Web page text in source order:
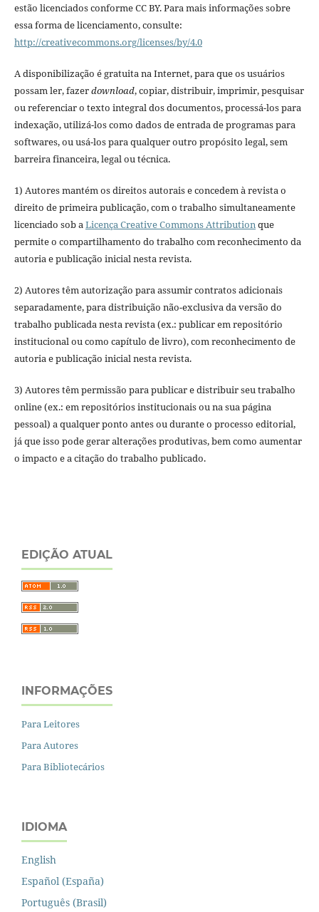
estão licenciados conforme CC BY. Para mais informações sobre
essa forma de licenciamento, consulte:
http://creativecommons.org/licenses/by/4.0
A disponibilização é gratuita na Internet, para que os usuários
possam ler, fazerdownload, copiar, distribuir, imprimir, pesquisar
ou referenciar o texto integral dos documentos, processá-los para
indexação, utilizá-los como dados de entrada de programas para
softwares, ou usá-los para qualquer outro propósito legal, sem
barreira financeira, legal ou técnica.
1) Autores mantém os direitos autorais e concedem à revista o
direito de primeira publicação, com o trabalho simultaneamente
licenciado sob aLicença Creative Commons Attributionque
permite o compartilhamento do trabalho com reconhecimento da
autoria e publicação inicial nesta revista.
2) Autores têm autorização para assumir contratos adicionais
separadamente, para distribuição não-exclusiva da versão do
trabalho publicada nesta revista (ex.: publicar em repositório
institucional ou como capítulo de livro), com reconhecimento de
autoria e publicação inicial nesta revista.
3) Autores têm permissão para publicar e distribuir seu trabalho
online (ex.: em repositórios institucionais ou na sua página
pessoal) a qualquer ponto antes ou durante o processo editorial,
já que isso pode gerar alterações produtivas, bem como aumentar
o impacto e a citação do trabalho publicado.
EDIÇÃO ATUAL
INFORMAÇÕES
Para Leitores
Para Autores
Para Bibliotecários
IDIOMA
English
Español (España)
Português (Brasil)